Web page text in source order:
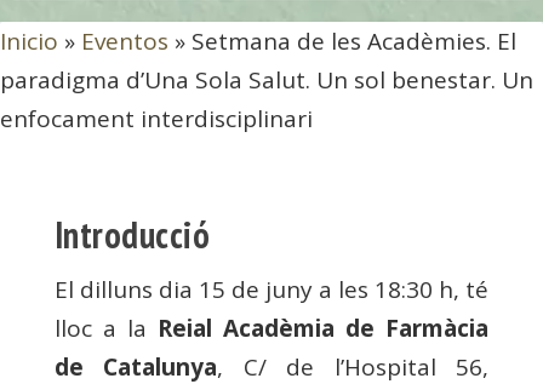
Inicio » Eventos » Setmana de les Acadèmies. El
paradigma d’Una Sola Salut. Un sol benestar. Un
enfocament interdisciplinari
Introducció
El dilluns dia 15 de juny a les 18:30 h, té
lloc a la Reial Acadèmia de Farmàcia
de Catalunya, C/ de l’Hospital 56,